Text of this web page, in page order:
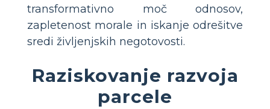
transformativno moč odnosov,
zapletenost morale in iskanje odrešitve
sredi življenjskih negotovosti.
Raziskovanje razvoja
parcele